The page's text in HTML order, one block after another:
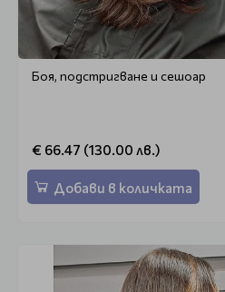
Боя, подстригване и сешоар
€ 66.47 (130.00 лв.)
Добави в количката